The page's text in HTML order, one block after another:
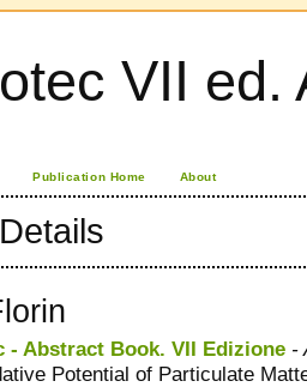
VII ed.
Publication Home About
- Abstract Book. VII Edizione -
Potential of Particulate